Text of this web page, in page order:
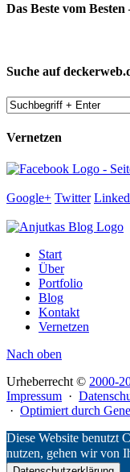
Das Beste vom
Suche auf
Vernetzen
Google+ Twitter
Start
Über
Portfolio
Blog
Kontakt
Vernetzen
Nach oben
Urheberrecht © 2000-
Impressum ·
· Optimiert durch
Diese Website benutzt
nutzen, gehen wir von